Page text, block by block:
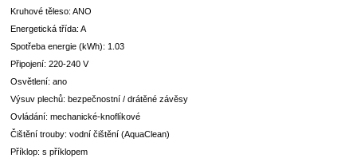
Kruhové těleso: ANO
Energetická třída: A
Spotřeba energie (kWh): 1.03
Připojení: 220-240 V
Osvětlení: ano
Výsuv plechů: bezpečnostní / drátěné závěsy
Ovládání: mechanické-knoflíkové
Čištění trouby: vodní čištění (AquaClean)
Příklop: s příklopem